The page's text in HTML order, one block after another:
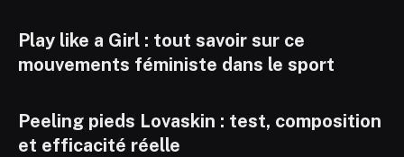
Play like a Girl : tout savoir sur ce
mouvements féministe dans le sport
Peeling pieds Lovaskin : test, composition
et efficacité réelle